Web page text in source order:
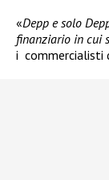
«Depp e solo
finanziario in cui
i commercialisti